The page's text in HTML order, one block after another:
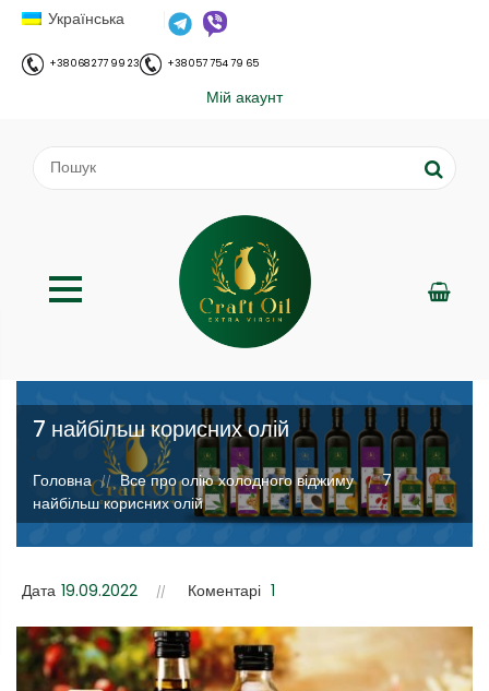
Українська
+38 068 277 99 23 +38 057 754 79 65
Мій акаунт
7 найбільш корисних олій
;
Головна // Все про олію холодного віджиму // 7
найбільш корисних олій
Дата 19.09.2022 Коментарі 1